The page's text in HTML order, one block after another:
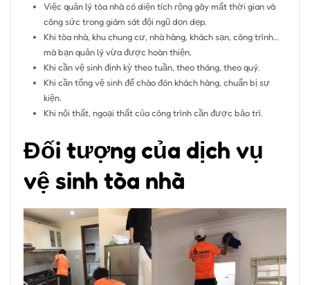
Việc quản lý tòa nhà có diện tích rộng gây mất thời gian và
công sức trong giám sát đội ngũ dọn dẹp.
Khi tòa nhà, khu chung cư, nhà hàng, khách sạn, công trình…
mà bạn quản lý vừa được hoàn thiện.
Khi cần vệ sinh định kỳ theo tuần, theo tháng, theo quý.
Khi cần tổng vệ sinh để chào đón khách hàng, chuẩn bị sự
kiện.
Khi nội thất, ngoại thất của công trình cần được bảo trì.
Đối tượng của dịch vụ
vệ sinh tòa nhà